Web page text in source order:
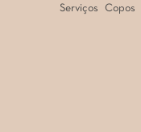
Serviços Copos